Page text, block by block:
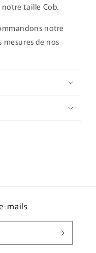
taille Cob.
notre
mesures de nos
mails